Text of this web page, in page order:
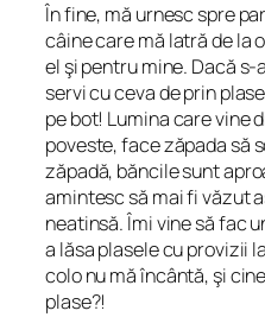
În fine, mă urnesc spre
câine care mă latră de la
el şi pentru mine. Dacă
servi cu ceva de prin
pe bot! Lumina care vine
poveste, face zăpada să
zăpadă, băncile sunt
amintesc să mai fi văzut
neatinsă. Îmi vine să fac
a lăsa plasele cu provizii
colo nu mă încântă, şi
plase?!